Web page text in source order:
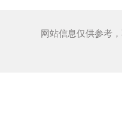
网站信息仅供参考